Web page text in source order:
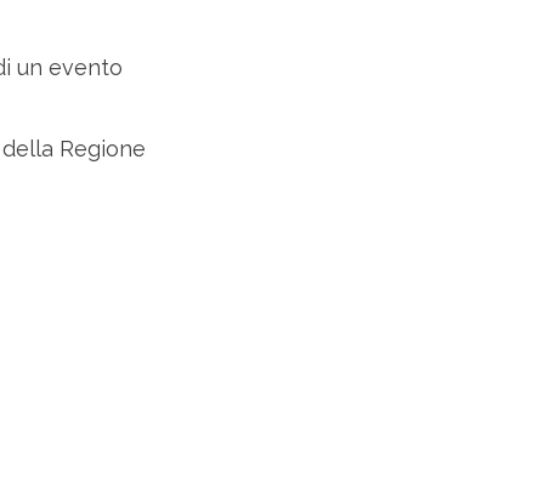
un evento
Regione